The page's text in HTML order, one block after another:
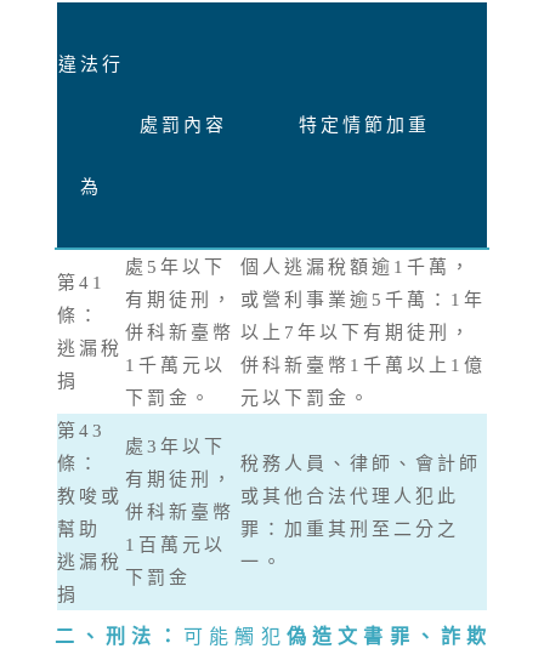
違法行
為
處罰內容 特定情節加重
第41
條：
逃漏稅
捐
處5年以下
有期徒刑，
併科新臺幣
1千萬元以
下罰金。
個人逃漏稅額逾1千萬，
或營利事業逾5千萬：1年
以上7年以下有期徒刑，
併科新臺幣1千萬以上1億
元以下罰金。
第43
條：
教唆或
幫助
逃漏稅
捐
處3年以下
有期徒刑，
併科新臺幣
1百萬元以
下罰金
稅務人員、律師、會計師
或其他合法代理人犯此
罪：加重其刑至二分之
一。
二、刑法： 可能觸犯 偽造文書罪、詐欺